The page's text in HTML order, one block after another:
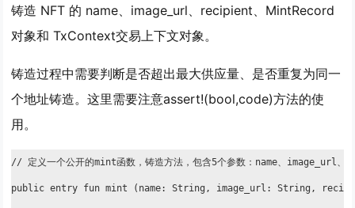
铸造 NFT 的 name、image_url、recipient、MintRecord
对象和 TxContext交易上下文对象。
铸造过程中需要判断是否超出最大供应量、是否重复为同一
个地址铸造。这里需要注意assert!(bool,code)方法的使
用。
// 定义一个公开的mint函数，铸造方法，包含5个参数：name、image_url
public entry fun mint (name: String, image_url: String,